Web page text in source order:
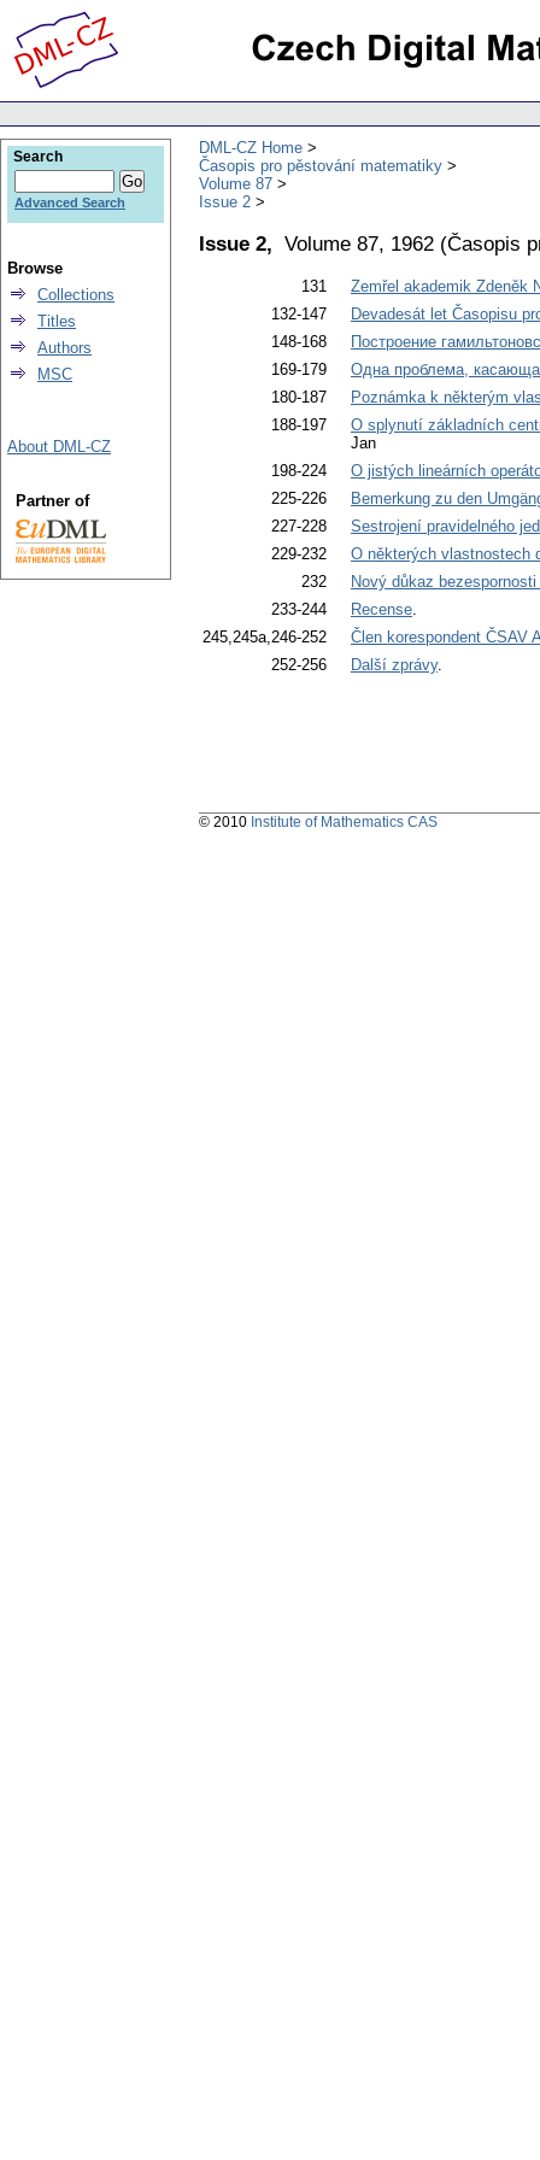
DML-CZ Home
Časopis pro pěstování matematiky
Volume 87
Issue 2
Issue 2, Volume 87, 1962 (Časopis
131
Zemřel akademik Zdeněk
132-147
Devadesát let Časopisu
148-168
Построение
169-179
Одна проблема,
180-187
Poznámka k některým
188-197
O splynutí základních
Jan
198-224
O jistých lineárních
225-226
Bemerkung zu den
227-228
Sestrojení pravidelného
229-232
O některých vlastnostech
232
Nový důkaz
233-244
Recense.
245,245a,246-252
Člen korespondent ČSAV
252-256
Další zprávy.
Search
Advanced Search
Browse
Collections
Titles
Authors
MSC
About DML-CZ
Partner of
© 2010 Institute of Mathematics CAS